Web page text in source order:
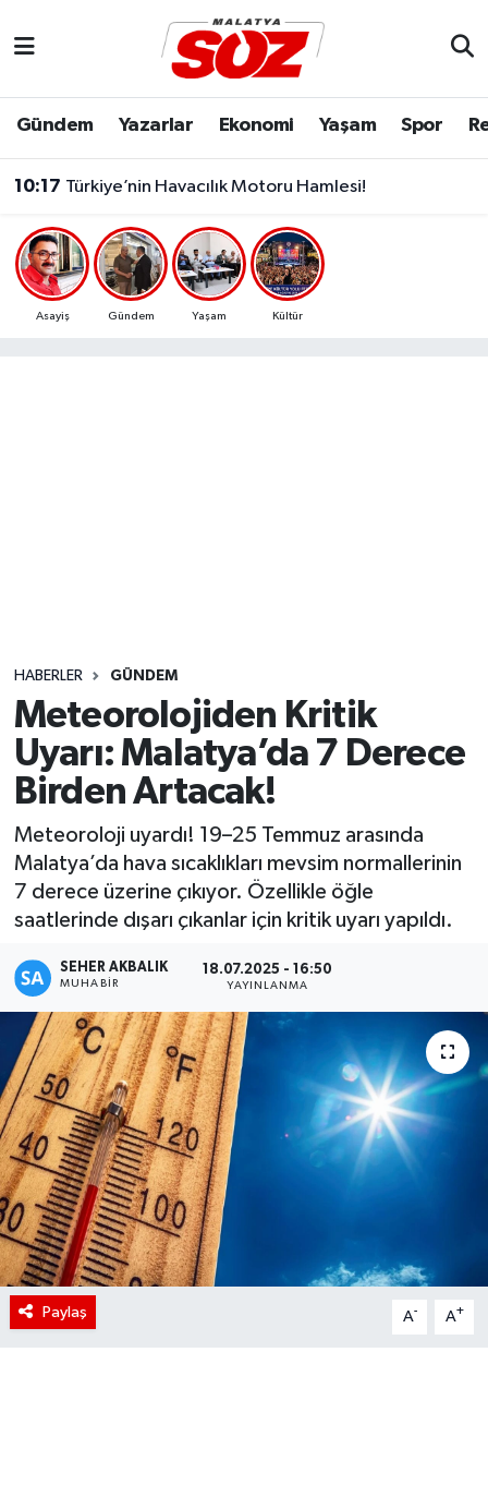
Gündem Yazarlar Ekonomi Yaşam Spor
10:17 Türkiye’nin Havacılık Motoru Hamlesi!
Asayiş Gündem Yaşam Kültür
HABERLER GÜNDEM
Meteorolojiden Kritik
Uyarı: Malatya’da 7 Derece
Birden Artacak!
Meteoroloji uyardı! 19–25 Temmuz arasında
Malatya’da hava sıcaklıkları mevsim normallerinin
7 derece üzerine çıkıyor. Özellikle öğle
saatlerinde dışarı çıkanlar için kritik uyarı yapıldı.
SEHER AKBALIK
MUHABIR
18.07.2025 - 16:50
YAYINLANMA
Paylaş A- A+
Dünya
Eğitim
Ekonomi
Yaşam
Malatya Nöbetçi Eczaneler
Malatya Namaz Vakitleri
Malatya Trafik Yoğunluk Haritası
Süper Lig Puan Durumu ve Fikstür